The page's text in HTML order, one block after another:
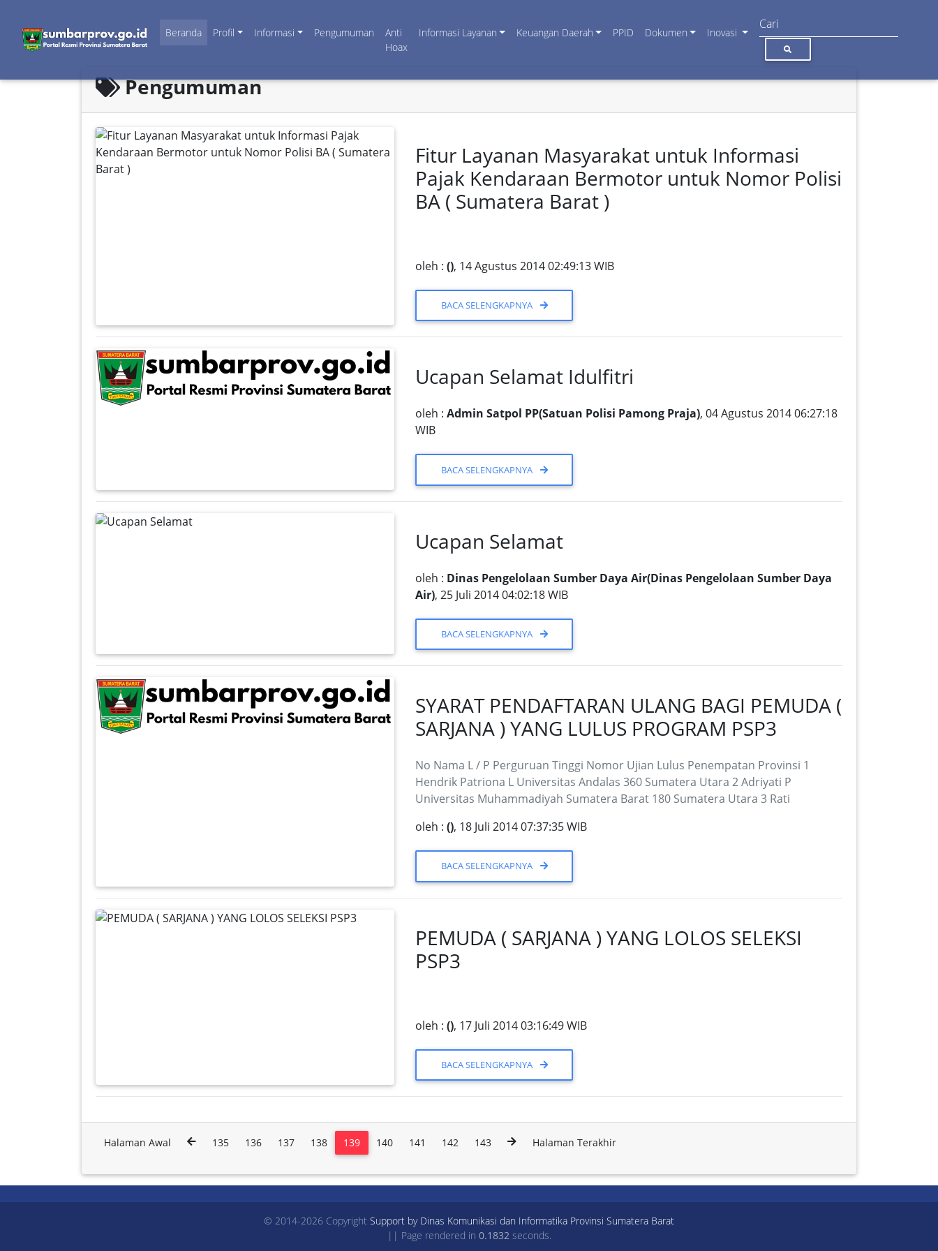
Beranda Profil Informasi Pengumuman
Anti
Hoax
Informasi Layanan Keuangan Daerah PPID Dokumen Inovasi
Pengumuman
Fitur Layanan Masyarakat untuk Informasi
Pajak Kendaraan Bermotor untuk Nomor Polisi
BA ( Sumatera Barat )
oleh :(), 14 Agustus 2014 02:49:13 WIB
BACA SELENGKAPNYA
Ucapan Selamat Idulfitri
oleh :Admin Satpol PP(Satuan Polisi Pamong Praja), 04 Agustus 2014 06:27:18
WIB
BACA SELENGKAPNYA
Ucapan Selamat
oleh : Dinas Pengelolaan Sumber Daya Air(Dinas Pengelolaan Sumber Daya
Air), 25 Juli 2014 04:02:18 WIB
BACA SELENGKAPNYA
SYARAT PENDAFTARAN ULANG BAGI PEMUDA (
SARJANA ) YANG LULUS PROGRAM PSP3
No Nama L / P Perguruan Tinggi Nomor Ujian Lulus Penempatan Provinsi 1
Hendrik Patriona L Universitas Andalas 360 Sumatera Utara 2 Adriyati P
Universitas Muhammadiyah Sumatera Barat 180 Sumatera Utara 3 Rati
oleh :(), 18 Juli 2014 07:37:35 WIB
BACA SELENGKAPNYA
PEMUDA ( SARJANA ) YANG LOLOS SELEKSI
PSP3
oleh :(), 17 Juli 2014 03:16:49 WIB
BACA SELENGKAPNYA
Halaman Awal 135 136 137 138 139 140 141 142 143 Halaman Terakhir
© 2014-2026 Copyright Support by Dinas Komunikasi dan Informatika Provinsi Sumatera Barat
|| Page rendered in 0.1832seconds.